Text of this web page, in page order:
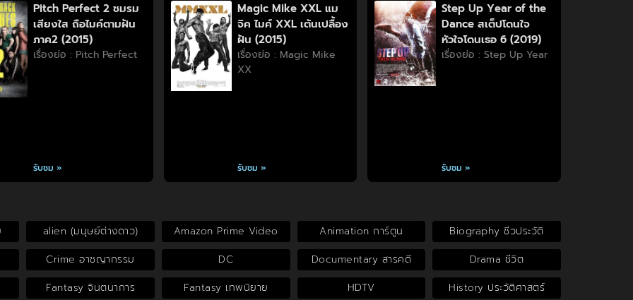
Pitch Perfect 2 ชมรม
เสียงใส ถือไมค์ตามฝัน
ภาค2 (2015)
เรื่องย่อ : Pitch Perfect
รับชม »
Magic Mike XXL แม
จิค ไมค์ XXL เต้นเปลื้อง
ฝัน (2015)
เรื่องย่อ : Magic Mike
XX
รับชม »
Step Up Year of the
Dance สเต็ปโดนใจ
หัวใจโดนเธอ 6 (2019)
เรื่องย่อ : Step Up Year
รับชม »
alien (มนุษย์ต่างดาว) Amazon Prime Video Animation การ์ตูน
Biography ชีวประวัติ
Crime อาชญากรรม
DC Documentary สารคดี
Drama ชีวิต
Fantasy จินตนาการ
Fantasy เทพนิยาย HDTV
History ประวัติศาสตร์